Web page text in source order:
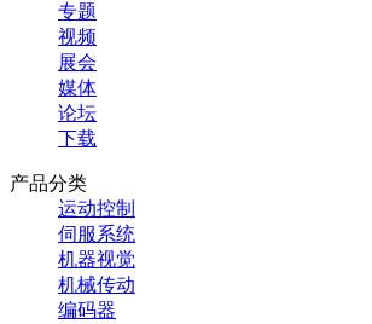
专题
视频
展会
媒体
论坛
下载
产品分类
运动控制
伺服系统
机器视觉
机械传动
编码器